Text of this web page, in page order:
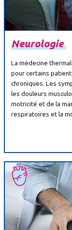
Neurologie
La médecine
pour certains
chroniques. Les
les douleurs
motricité et de la
respiratoires et la